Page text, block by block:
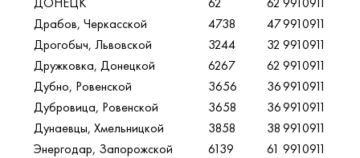
Драбов, Черкасской
4738 479910911
Дрогобыч, Львовской
3244 32 9910911
Дружковка, Донецкой
6267 62 9910911
Дубно, Ровенской
3656 369910911
Дубровица, Ровенской
3658 369910911
Дунаевцы, Хмельницкой
3858 389910911
Энергодар, Запорожской
6139 61 9910911